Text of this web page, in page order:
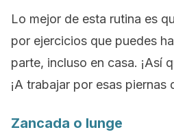
Lo mejor de esta rutina es
por ejercicios que puedes
parte, incluso en casa. ¡Así
¡A trabajar por esas piernas
Zancada o lunge